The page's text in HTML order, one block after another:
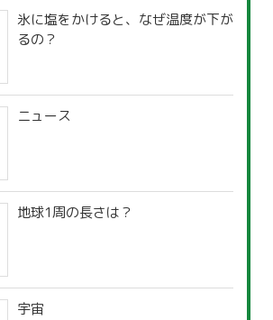
氷に塩をかけると、なぜ温度が下が
るの？
ニュース
地球1周の長さは？
宇宙